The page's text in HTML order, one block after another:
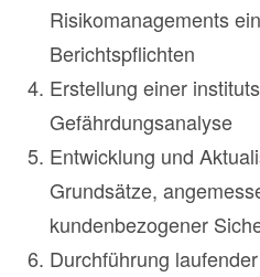
Risikomanagements
Berichtspflichten
Erstellung einer
Gefährdungsanalyse
Entwicklung und
Grundsätze,
kundenbezogener
Durchführung